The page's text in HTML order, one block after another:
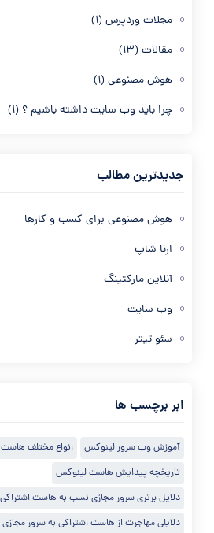
مجلات وردپرس(1)
مقالات(13)
هوش مصنوعی(1)
چرا باید وب سایت داشته باشیم ؟ (1)
جدیدترین مطالب
هوش مصنوعی برای کسب و کارها
ارنا شاپ
آنلاین مارکتینگ
وب سایت
سئو تیتر
ابر برچسب ها
آموزش وب سرور لینوکس
انواع مختلف
تاریخچه پیدایش هاست لینوکس
دلایل برتری سرور مجازی نسب به هاست اشتراکی
دلایلی مهاجرت از هاست اشتراکی به سرور مجازی